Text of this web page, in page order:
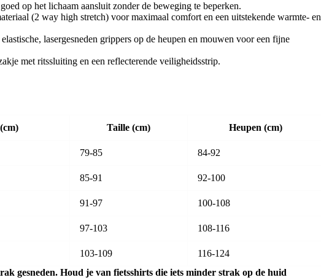
op het lichaam aansluit zonder de beweging te beperken.
(2 way high stretch) voor maximaal comfort en een uitstekende warmte- en
lasergesneden grippers op de heupen en mouwen voor een fijne
met ritssluiting en een reflecterende veiligheidsstrip.
Taille (cm) Heupen (cm)
79-85 84-92
85-91 92-100
91-97 100-108
97-103 108-116
103-109
116-124
gesneden. Houd je van fietsshirts die iets minder strak op de huid